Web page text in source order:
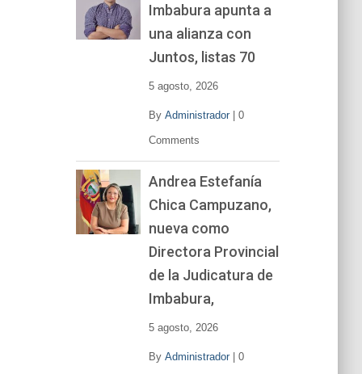
Imbabura apunta a
una alianza con
Juntos, listas 70
5 agosto, 2026
By Administrador| 0
Comments
Andrea Estefanía
Chica Campuzano,
nueva como
Directora Provincial
de la Judicatura de
Imbabura,
5 agosto, 2026
By Administrador| 0